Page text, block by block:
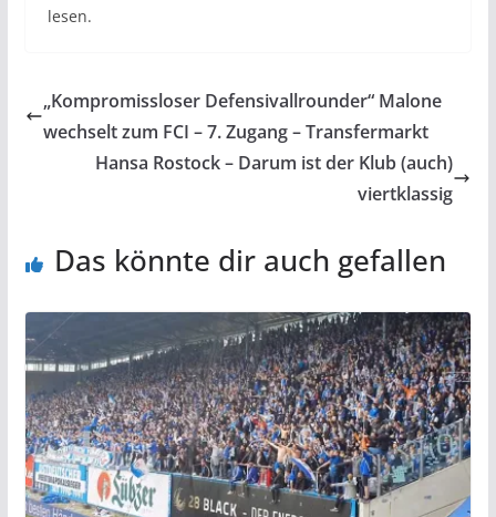
lesen.
„Kompromissloser Defensivallrounder“ Malone
wechselt zum FCI – 7. Zugang – Transfermarkt
Hansa Rostock – Darum ist der Klub (auch)
viertklassig
Das könnte dir auch gefallen